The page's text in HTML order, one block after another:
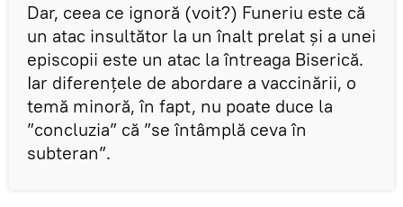
Dar, ceea ce ignoră (voit?) Funeriu este că
un atac insultător la un înalt prelat și a unei
episcopii este un atac la întreaga Biserică.
Iar diferențele de abordare a vaccinării, o
temă minoră, în fapt, nu poate duce la
”concluzia” că ”se întâmplă ceva în
subteran”.